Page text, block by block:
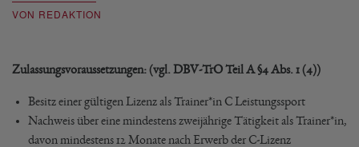
VON REDAKTION
Zulassungsvoraussetzungen: (vgl. DBV-TrO Teil A §4 Abs. 1 (4))
Besitz einer gültigen Lizenz als Trainer*in C Leistungssport
Nachweis über eine mindestens zweijährige Tätigkeit als Trainer*in,
davon mindestens 12 Monate nach Erwerb der C-Lizenz